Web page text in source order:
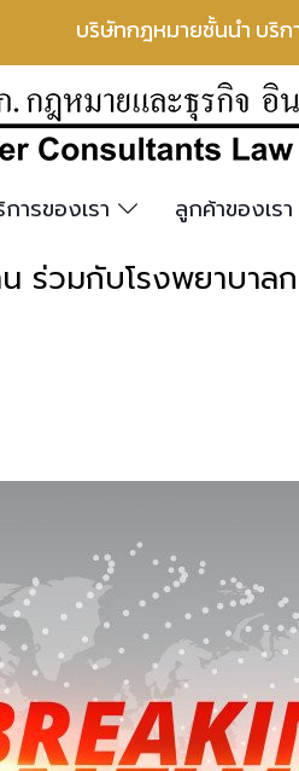
บริษัทกฎหมายชั้นนำ บริก
การของเรา ลูกค้าของเรา
ร่วมกับโรงพยาบา